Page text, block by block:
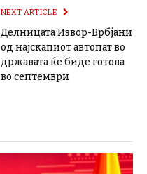
NEXT ARTICLE
Делницата Извор-Врбјани
од најскапиот автопат во
државата ќе биде готова
во септември